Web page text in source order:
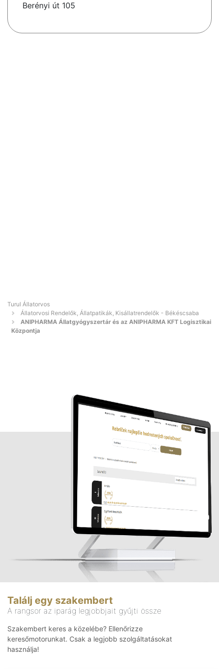
Berényi út 105
Turul Állatorvos
Állatorvosi Rendelők, Állatpatikák, Kisállatrendelők - Békéscsaba
ANIPHARMA Állatgyógyszertár és az ANIPHARMA KFT Logisztikai
Központja
Találj egy szakembert
A rangsor az iparág legjobbjait gyűjti össze
Szakembert keres a közelébe? Ellenőrizze
keresőmotorunkat. Csak a legjobb szolgáltatásokat
használja!